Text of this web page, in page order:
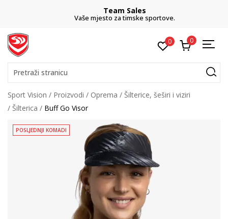
Team Sales
Vaše mjesto za timske sportove.
0 0
Pretraži stranicu
Sport Vision Proizvodi Oprema
Šilterice, šeširi i viziri
Šilterica
Buff Go Visor
POSLJEDNJI KOMADI